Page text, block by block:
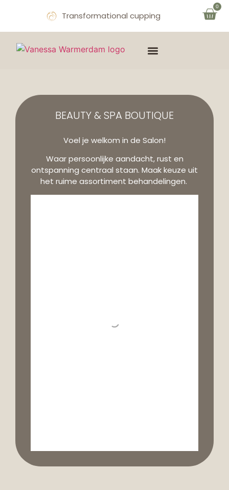
Transformational cupping
0
BEAUTY & SPA BOUTIQUE
Voel je welkom in de Salon!
Waar persoonlijke aandacht, rust en
ontspanning centraal staan. Maak keuze uit
het ruime assortiment behandelingen.